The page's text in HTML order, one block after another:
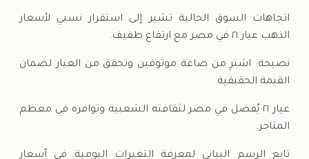
اتجاهات السوق الحالية تشير إلى استقرار نسبي لأسعار
الذهب عيار ٢١ في مصر مع ارتفاع طفيف.
نصيحة: اشترِ من صاغة موثوقين وتحقق من العيار لضمان
القيمة الحقيقية.
عيار ٢١ يُفضل في مصر لثقافته الشعبية وتوافره في معظم
المتاجر.
تابع الرسم البياني لمعرفة التغيرات اليومية في أسعار